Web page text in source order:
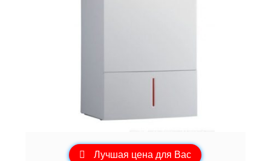
Лучшая цена для Вас